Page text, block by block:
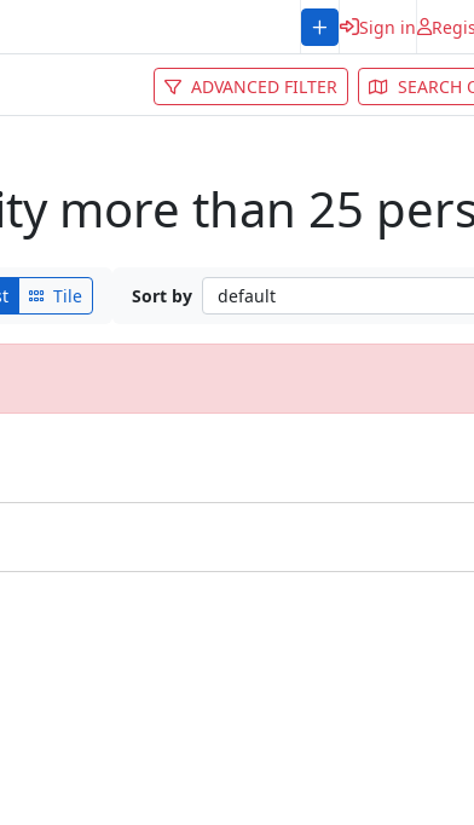
Sign in
ADVANCED FILTER SEARCH
more than 25
Tile Sort by